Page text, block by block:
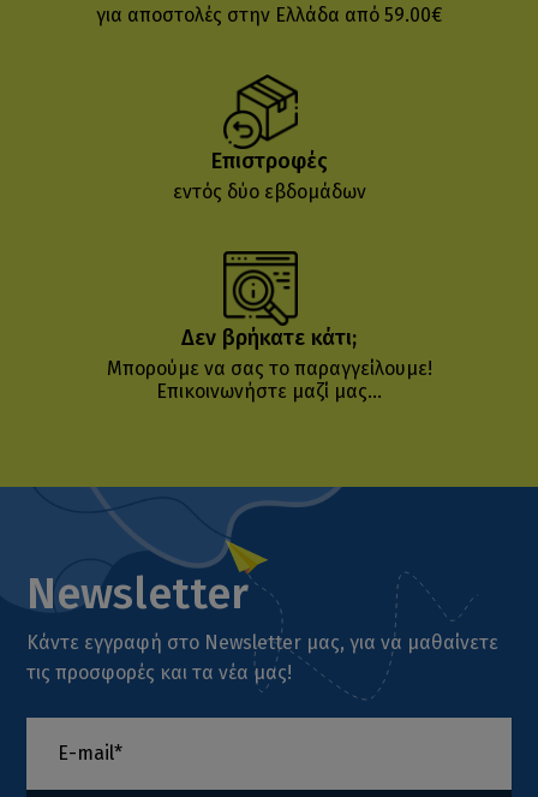
για αποστολές στην Ελλάδα από 59.00€
Επιστροφές
εντός δύο εβδομάδων
Δεν βρήκατε κάτι;
Μπορούμε να σας το παραγγείλουμε!
Επικοινωνήστε μαζί μας...
Newsletter
Κάντε εγγραφή στο Newsletter μας, για να μαθαίνετε
τις προσφορές και τα νέα μας!